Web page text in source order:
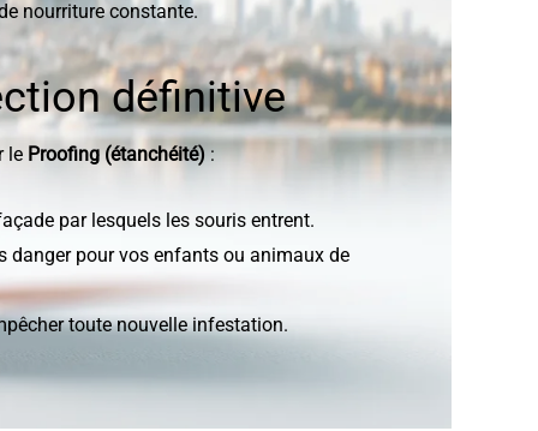
nourriture constante.
définitive
le Proofing (étanchéité):
par lesquels les souris entrent.
danger pour vos enfants ou animaux de
toute nouvelle infestation.